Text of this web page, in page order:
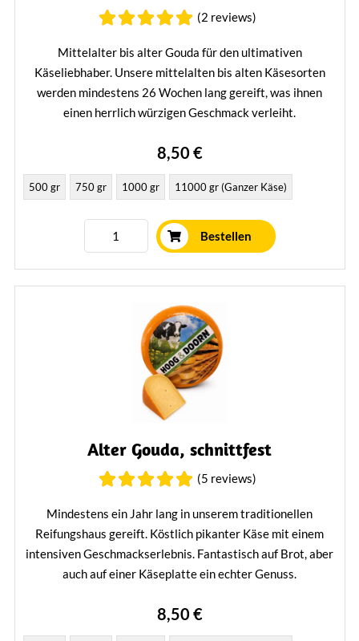
(2 reviews)
Mittelalter bis alter Gouda für den ultimativen
Käseliebhaber. Unsere mittelalten bis alten Käsesorten
werden mindestens 26 Wochen lang gereift, was ihnen
einen herrlich würzigen Geschmack verleiht.
8,50 €
500 gr 750 gr 1000 gr 11000 gr (Ganzer Käse)
Bestellen
Alter Gouda, schnittfest
(5 reviews)
Mindestens ein Jahr lang in unserem traditionellen
Reifungshaus gereift. Köstlich pikanter Käse mit einem
intensiven Geschmackserlebnis. Fantastisch auf Brot, aber
auch auf einer Käseplatte ein echter Genuss.
8,50 €